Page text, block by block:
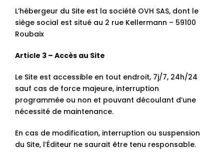
L’hébergeur du Site est la société OVH SAS, dont le
siège social est situé au 2 rue Kellermann – 59100
Roubaix
Article 3 – Accès au Site
Le Site est accessible en tout endroit, 7j/7, 24h/24
sauf cas de force majeure, interruption
programmée ou non et pouvant découlant d’une
nécessité de maintenance.
En cas de modification, interruption ou suspension
du Site, l’Éditeur ne saurait être tenu responsable.